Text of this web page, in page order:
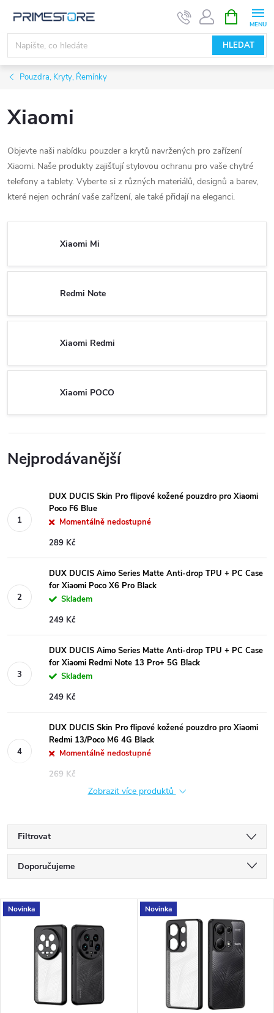
obsah
HLEDAT
NÁKUPNÍ
KOŠÍK
Pouzdra, Kryty, Řemínky
Xiaomi
Objevte naši nabídku pouzder a krytů navržených pro zařízení
Xiaomi. Naše produkty zajišťují stylovou ochranu pro vaše chytré
telefony a tablety. Vyberte si z různých materiálů, designů a barev,
které nejen ochrání vaše zařízení, ale také přidají na eleganci.
Xiaomi Mi
Redmi Note
Xiaomi Redmi
Xiaomi POCO
Nejprodávanější
DUX DUCIS Skin Pro flipové kožené pouzdro pro Xiaomi
Poco F6 Blue
Momentálně nedostupné
289 Kč
DUX DUCIS Aimo Series Matte Anti-drop TPU + PC Case
for Xiaomi Poco X6 Pro Black
Skladem
249 Kč
DUX DUCIS Aimo Series Matte Anti-drop TPU + PC Case
for Xiaomi Redmi Note 13 Pro+ 5G Black
Skladem
249 Kč
DUX DUCIS Skin Pro flipové kožené pouzdro pro Xiaomi
Redmi 13/Poco M6 4G Black
Momentálně nedostupné
269 Kč
Zobrazit více produktů
Filtrovat
Ř
a
Doporučujeme
Nejdražší
Nejprodávanější
Abecedně
V
Novinka Novinka